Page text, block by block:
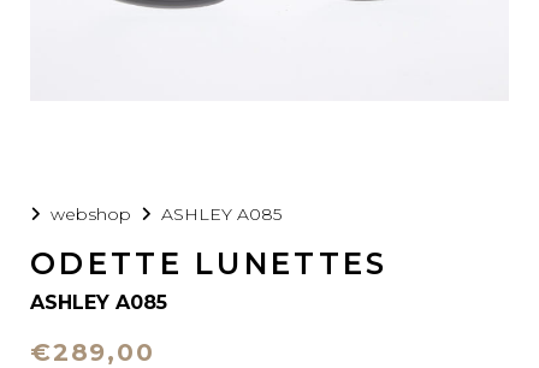
webshop ASHLEY A085
ODETTE LUNETTES
ASHLEY A085
€289,00